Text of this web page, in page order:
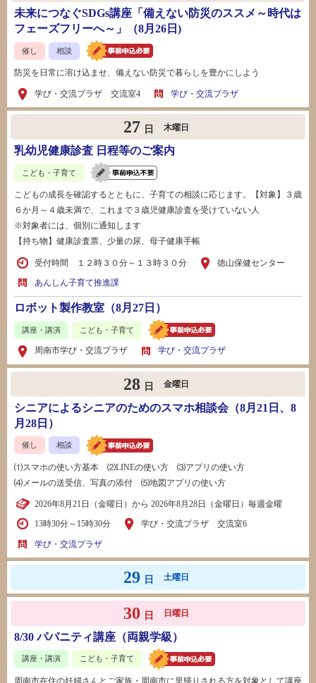
未来につなぐSDGs講座「備えない防災のススメ～時代は
フェーズフリーへ～」（8月26日)
催し 相談
防災を日常に溶け込ませ、備えない防災で暮らしを豊かにしよう
学び・交流プラザ 交流室4 学び・交流プラザ
27 日 木曜日
乳幼児健康診査 日程等のご案内
こども・子育て
こどもの成長を確認するとともに、子育ての相談に応じます。【対象】３歳
６か月～４歳未満で、これまで３歳児健康診査を受けていない人
※対象者には、個別に通知します
【持ち物】健康診査票、少量の尿、母子健康手帳
受付時間 １２時３０分～１３時３０分 徳山保健センター
あんしん子育て推進課
ロボット製作教室（8月27日）
講座・講演 こども・子育て
周南市学び・交流プラザ 学び・交流プラザ
28 日 金曜日
シニアによるシニアのためのスマホ相談会（8月21日、8
月28日）
催し 相談
⑴スマホの使い方基本 ⑵LINEの使い方 ⑶アプリの使い方
⑷メールの送受信、写真の添付 ⑸地図アプリの使い方
2026年8月21日（金曜日）から 2026年8月28日（金曜日）毎週金曜
13時30分～15時30分 学び・交流プラザ 交流室6
学び・交流プラザ
29 日 土曜日
30 日 日曜日
8/30 パパニティ講座（両親学級）
講座・講演 こども・子育て
周南市在住の妊婦さんとご家族・周南市に里帰りされる方を対象として講座